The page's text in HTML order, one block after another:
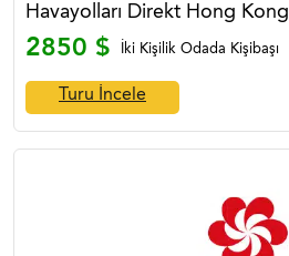
Havayolları Direkt Hong Kong
2850 $ İki Kişilik Odada Kişibaşı
Turu İncele